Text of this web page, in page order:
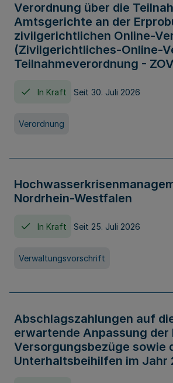
Verordnung über die
Amtsgerichte an der
zivilgerichtlichen Online-
(Zivilgerichtliches-Online-
Teilnahmeverordnung -
In Kraft Seit 30. Juli 2026
Verordnung
Nordrhein-Westfalen
In Kraft Seit 25. Juli 2026
Verwaltungsvorschrift
Abschlagszahlungen auf
erwartende Anpassung der
Versorgungsbezüge sowie
Unterhaltsbeihilfen im Jahr